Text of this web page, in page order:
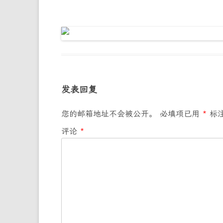
发表回复
您的邮箱地址不会被公开。 必填项已用 * 标
评论 *